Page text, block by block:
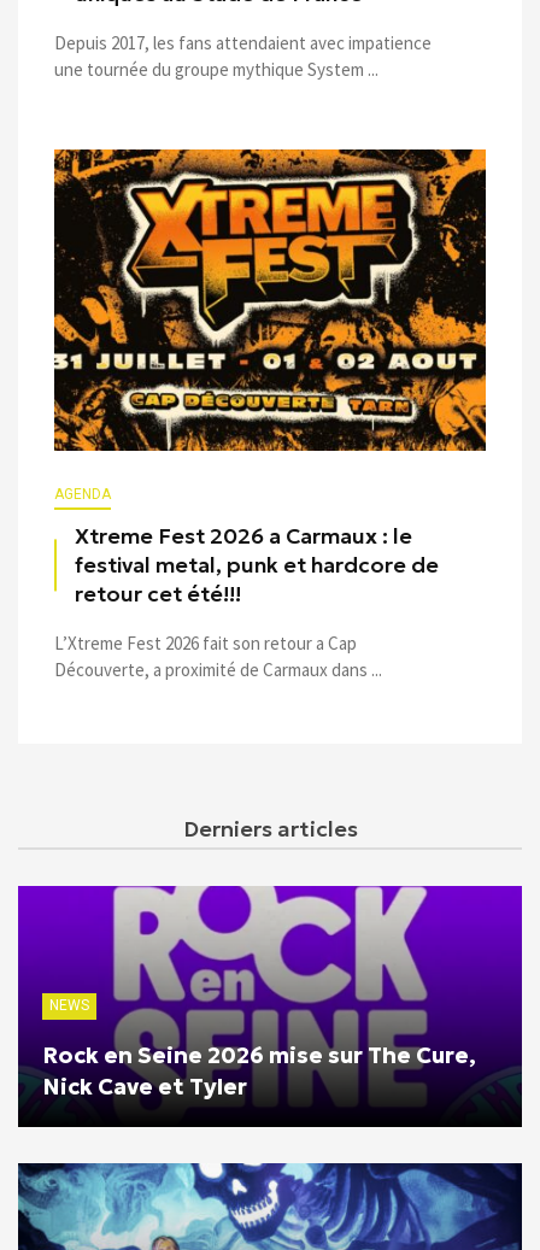
Depuis 2017, les fans attendaient avec impatience
une tournée du groupe mythique System ...
AGENDA
Xtreme Fest 2026 a Carmaux : le
festival metal, punk et hardcore de
retour cet été!!!
L’Xtreme Fest 2026 fait son retour a Cap
Découverte, a proximité de Carmaux dans ...
Derniers articles
NEWS
Rock en Seine 2026 mise sur The Cure,
Nick Cave et Tyler